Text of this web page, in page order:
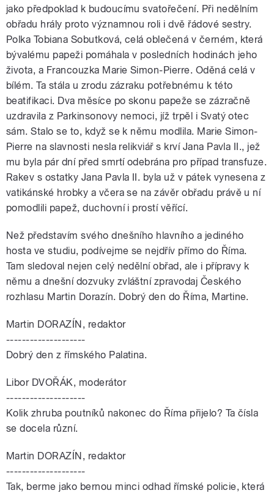
jako předpoklad k budoucímu svatořečení. Při nedělním
obřadu hrály proto významnou roli i dvě řádové sestry.
Polka Tobiana Sobutková, celá oblečená v černém, která
bývalému papeži pomáhala v posledních hodinách jeho
života, a Francouzka Marie Simon-Pierre. Oděná celá v
bílém. Ta stála u zrodu zázraku potřebnému k této
beatifikaci. Dva měsíce po skonu papeže se zázračně
uzdravila z Parkinsonovy nemoci, jíž trpěl i Svatý otec
sám. Stalo se to, když se k němu modlila. Marie Simon-
Pierre na slavnosti nesla relikviář s krví Jana Pavla II., jež
mu byla pár dní před smrtí odebrána pro případ transfuze.
Rakev s ostatky Jana Pavla II. byla už v pátek vynesena z
vatikánské hrobky a včera se na závěr obřadu právě u ní
pomodlili papež, duchovní i prostí věřící.
Než představím svého dnešního hlavního a jediného
hosta ve studiu, podívejme se nejdřív přímo do Říma.
Tam sledoval nejen celý nedělní obřad, ale i přípravy k
němu a dnešní dozvuky zvláštní zpravodaj Českého
rozhlasu Martin Dorazín. Dobrý den do Říma, Martine.
Martin DORAZÍN, redaktor
--------------------
Dobrý den z římského Palatina.
Libor DVOŘÁK, moderátor
--------------------
Kolik zhruba poutníků nakonec do Říma přijelo? Ta čísla
se docela různí.
Martin DORAZÍN, redaktor
--------------------
Tak, berme jako bernou minci odhad římské policie, která